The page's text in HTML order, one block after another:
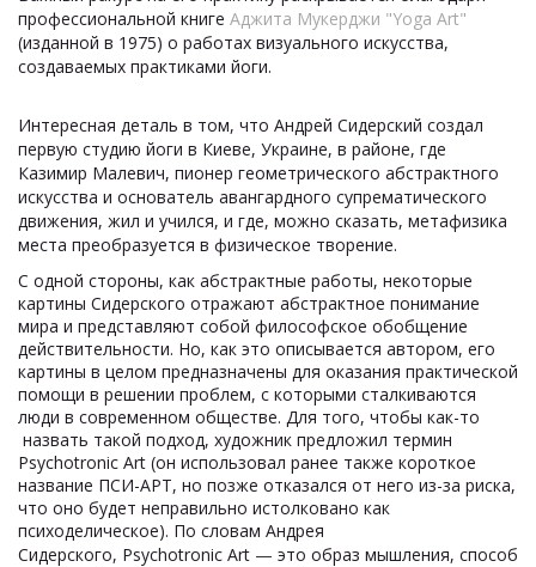
профессиональной книге Аджита Мукерджи "Yoga Art"
(изданной в 1975) о работах визуального искусства,
создаваемых практиками йоги.
Интересная деталь в том, что Андрей Сидерский создал
первую студию йоги в Киеве, Украине, в районе, где
Казимир Малевич, пионер геометрического абстрактного
искусства и основатель авангардного супрематического
движения, жил и учился, и где, можно сказать, метафизика
места преобразуется в физическое творение.
С одной стороны, как абстрактные работы, некоторые
картины Сидерского отражают абстрактное понимание
мира и представляют собой философское обобщение
действительности. Но, как это описывается автором, его
картины в целом предназначены для оказания практической
помощи в решении проблем, с которыми сталкиваются
люди в современном обществе. Для того, чтобы как-то
назвать такой подход, художник предложил термин
Psychotronic Аrt (он использовал ранее также короткое
название ПСИ-АРТ, но позже отказался от него из-за риска,
что оно будет неправильно истолковано как
психоделическое). По словам Андрея
Сидерского, Psychotronic Art — это образ мышления, способ